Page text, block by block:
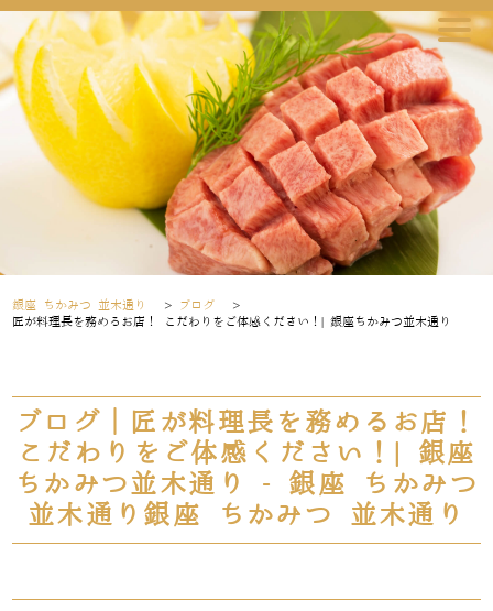
銀座 ちかみつ 並木通り > ブログ
>
匠が料理長を務めるお店！ こだわりをご体感ください！| 銀座ちかみつ並木通り
ブログ｜匠が料理長を務めるお店！
こだわりをご体感ください！| 銀座
ちかみつ並木通り - 銀座 ちかみつ
並木通り銀座 ちかみつ 並木通り